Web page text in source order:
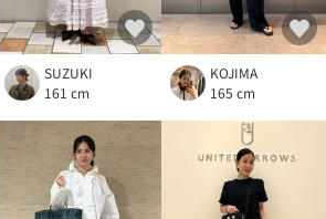
SUZUKI
161 cm
KOJIMA
165 cm